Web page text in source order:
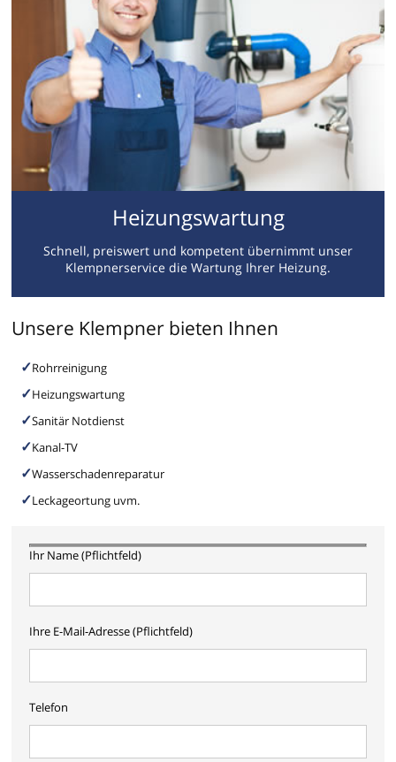
Heizungswartung
Schnell, preiswert und kompetent übernimmt unser
Klempnerservice die Wartung Ihrer Heizung.
Unsere Klempner bieten Ihnen
Rohrreinigung
Heizungswartung
Sanitär Notdienst
Kanal-TV
Wasserschadenreparatur
Leckageortung uvm.
Ihr Name (Pflichtfeld)
Ihre E-Mail-Adresse (Pflichtfeld)
Telefon